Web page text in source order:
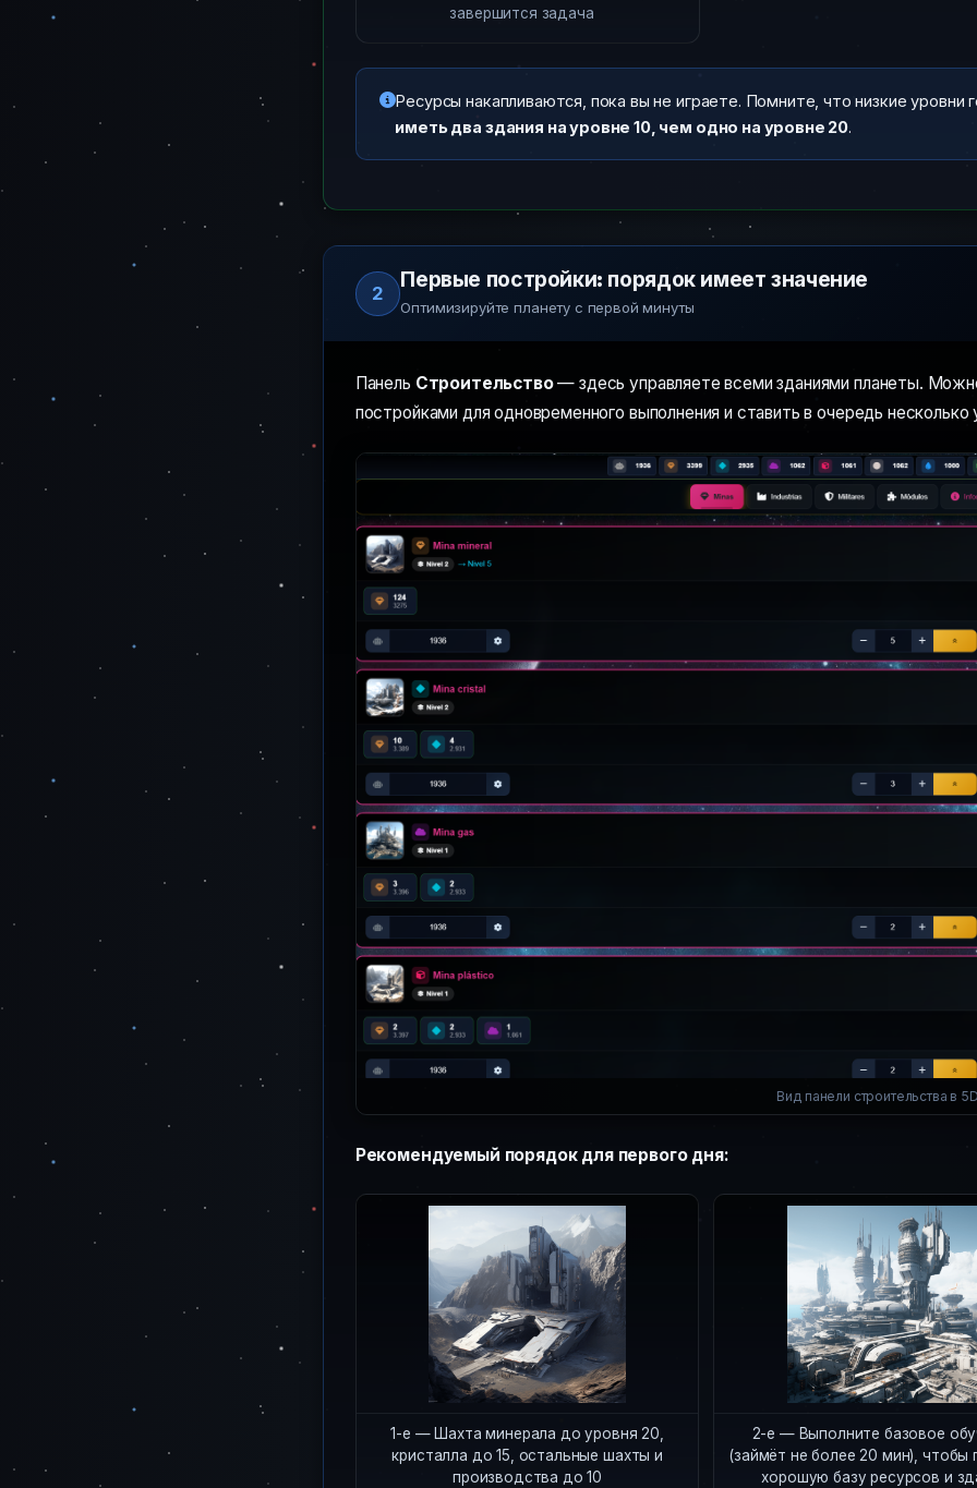
завершится задача
Ресурсы накапливаются, пока вы не играете. Помните, что низкие
иметь два здания на уровне 10, чем одно на уровне 20.
2
Первые постройки: порядок имеет значение
Оптимизируйте планету с первой минуты
Панель Строительство— здесь управляете всеми зданиями планеты.
постройками для одновременного выполнения и ставить в очередь
Вид панели строительства в
Рекомендуемый порядок для первого дня:
1-е — Шахта минерала до уровня 20,
кристалла до 15, остальные шахты и
производства до 10
2-е — Выполните базовое
(займёт не более 20 мин), чтобы
хорошую базу ресурсов и